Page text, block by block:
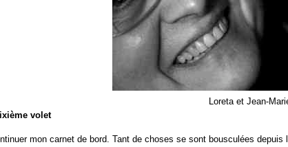
Loreta et Jean-
volet
mon carnet de bord. Tant de choses se sont bousculées depuis